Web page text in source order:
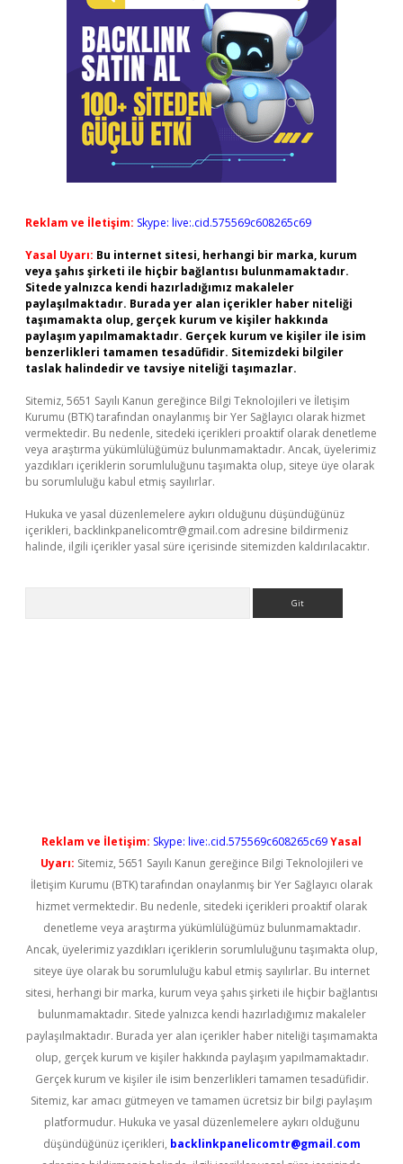
Reklam ve İletişim: Skype: live:.cid.575569c608265c69
Yasal Uyarı: Bu internet sitesi, herhangi bir marka, kurum
veya şahıs şirketi ile hiçbir bağlantısı bulunmamaktadır.
Sitede yalnızca kendi hazırladığımız makaleler
paylaşılmaktadır. Burada yer alan içerikler haber niteliği
taşımamakta olup, gerçek kurum ve kişiler hakkında
paylaşım yapılmamaktadır. Gerçek kurum ve kişiler ile isim
benzerlikleri tamamen tesadüfidir. Sitemizdeki bilgiler
taslak halindedir ve tavsiye niteliği taşımazlar.
Sitemiz, 5651 Sayılı Kanun gereğince Bilgi Teknolojileri ve İletişim
Kurumu (BTK) tarafından onaylanmış bir Yer Sağlayıcı olarak hizmet
vermektedir. Bu nedenle, sitedeki içerikleri proaktif olarak denetleme
veya araştırma yükümlülüğümüz bulunmamaktadır. Ancak, üyelerimiz
yazdıkları içeriklerin sorumluluğunu taşımakta olup, siteye üye olarak
bu sorumluluğu kabul etmiş sayılırlar.
Hukuka ve yasal düzenlemelere aykırı olduğunu düşündüğünüz
içerikleri, backlinkpanelicomtr@gmail.com adresine bildirmeniz
halinde, ilgili içerikler yasal süre içerisinde sitemizden kaldırılacaktır.
Reklam ve İletişim: Skype: live:.cid.575569c608265c69Yasal
Uyarı: Sitemiz, 5651 Sayılı Kanun gereğince Bilgi Teknolojileri ve
İletişim Kurumu (BTK) tarafından onaylanmış bir Yer Sağlayıcı olarak
hizmet vermektedir. Bu nedenle, sitedeki içerikleri proaktif olarak
denetleme veya araştırma yükümlülüğümüz bulunmamaktadır.
Ancak, üyelerimiz yazdıkları içeriklerin sorumluluğunu taşımakta olup,
siteye üye olarak bu sorumluluğu kabul etmiş sayılırlar. Bu internet
sitesi, herhangi bir marka, kurum veya şahıs şirketi ile hiçbir bağlantısı
bulunmamaktadır. Sitede yalnızca kendi hazırladığımız makaleler
paylaşılmaktadır. Burada yer alan içerikler haber niteliği taşımamakta
olup, gerçek kurum ve kişiler hakkında paylaşım yapılmamaktadır.
Gerçek kurum ve kişiler ile isim benzerlikleri tamamen tesadüfidir.
Sitemiz, kar amacı gütmeyen ve tamamen ücretsiz bir bilgi paylaşım
platformudur. Hukuka ve yasal düzenlemelere aykırı olduğunu
düşündüğünüz içerikleri, backlinkpanelicomtr@gmail.com